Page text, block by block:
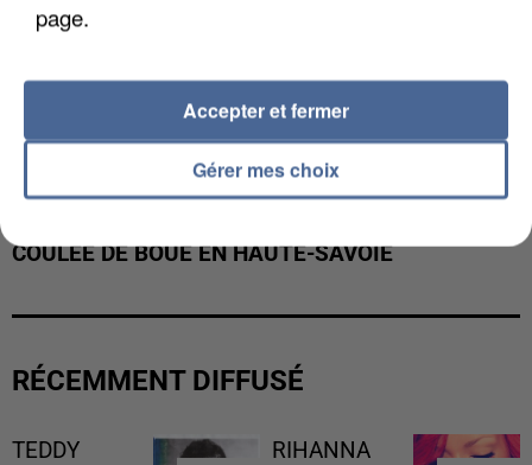
COULÉE DE BOUE EN HAUTE-SAVOIE
RÉCEMMENT DIFFUSÉ
TEDDY
RIHANNA
page.
Gérer mes choix
Accepter et fermer